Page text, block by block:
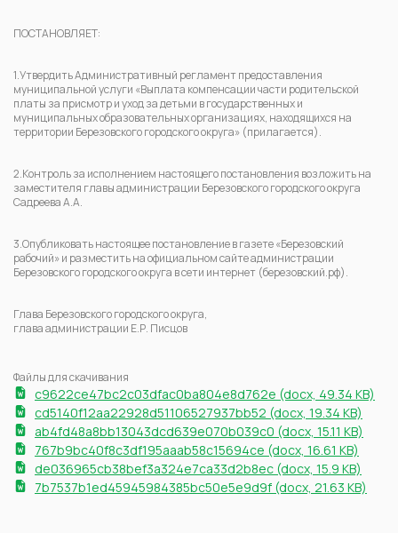
ПОСТАНОВЛЯЕТ:
1.Утвердить Административный регламент предоставления
муниципальной услуги «Выплата компенсации части родительской
платы за присмотр и уход за детьми в государственных и
муниципальных образовательных организациях, находящихся на
территории Березовского городского округа» (прилагается).
2.Контроль за исполнением настоящего постановления возложить на
заместителя главы администрации Березовского городского округа
Садреева А.А.
3.Опубликовать настоящее постановление в газете «Березовский
рабочий» и разместить на официальном сайте администрации
Березовского городского округа в сети интернет (березовский.рф).
Глава Березовского городского округа,
глава администрации Е.Р. Писцов
Файлы для скачивания
c9622ce47bc2c03dfac0ba804e8d762e (docx, 49.34 KB)
cd5140f12aa22928d51106527937bb52 (docx, 19.34 KB)
ab4fd48a8bb13043dcd639e070b039c0 (docx, 15.11 KB)
767b9bc40f8c3df195aaab58c15694ce (docx, 16.61 KB)
de036965cb38bef3a324e7ca33d2b8ec (docx, 15.9 KB)
7b7537b1ed45945984385bc50e5e9d9f (docx, 21.63 KB)